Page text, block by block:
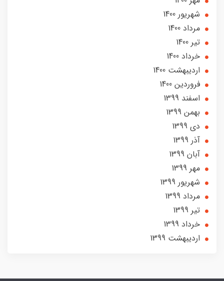
شهریور 1400
مرداد 1400
تير 1400
خرداد 1400
ارديبهشت 1400
فروردین 1400
اسفند 1399
بهمن 1399
دی 1399
آذر 1399
آبان 1399
مهر 1399
شهریور 1399
مرداد 1399
تير 1399
خرداد 1399
ارديبهشت 1399